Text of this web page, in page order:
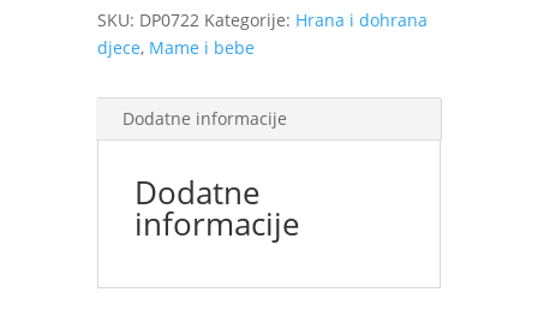
SKU: DP0722 Kategorije: Hrana i dohrana
djece, Mame i bebe
Dodatne informacije
Dodatne
informacije